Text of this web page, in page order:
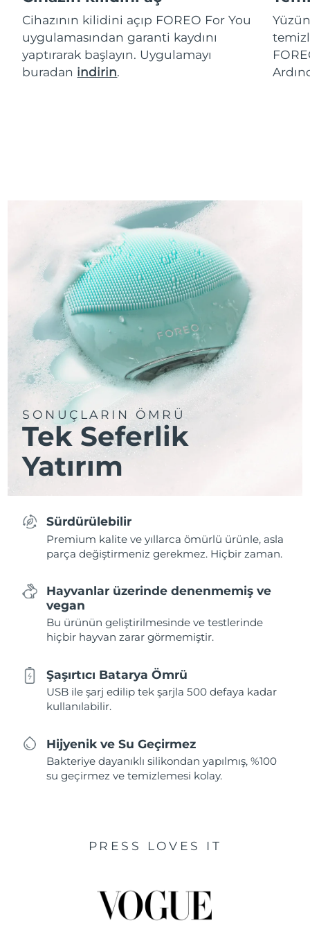
Cihazının kilidini açıp FOREO For You
uygulamasından garanti kaydını
yaptırarak başlayın. Uygulamayı
buradan indirin.
SONUÇLARIN ÖMRÜ
Tek Seferlik
Yatırım
Sürdürülebilir
Premium kalite ve yıllarca ömürlü ürünle, asla
parça değiştirmeniz gerekmez. Hiçbir zaman.
Hayvanlar üzerinde denenmemiş ve
vegan
Bu ürünün geliştirilmesinde ve testlerinde
hiçbir hayvan zarar görmemiştir.
Şaşırtıcı Batarya Ömrü
USB ile şarj edilip tek şarjla 500 defaya kadar
kullanılabilir.
Hijyenik ve Su Geçirmez
Bakteriye dayanıklı silikondan yapılmış, %100
su geçirmez ve temizlemesi kolay.
PRESS LOVES IT